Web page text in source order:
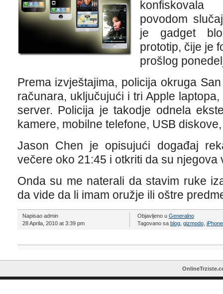
povodom
je gadget
prototip, čije je
prošlog
Prema izvještajima, policija okruga
računara, uključujući i tri Apple
server. Policija je takodje odnela
kamere, mobilne telefone, USB
Jason Chen je opisujući događaj
večere oko 21:45 i otkriti da su
Onda su me naterali da stavim ruke
da vide da li imam oružje ili oštre
Napisao admin
28 Aprila, 2010 at 3:39 pm
Objavljeno u Generalno
Tagovano sa blog, gizmodo,